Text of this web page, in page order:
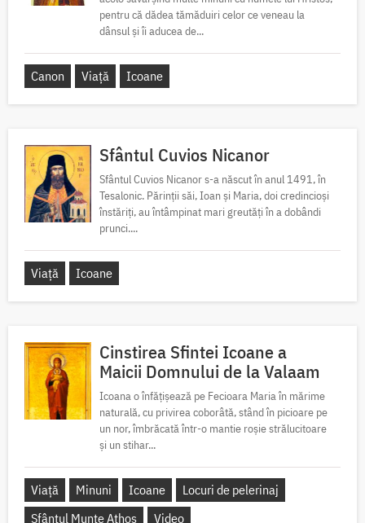
pentru că dădea tămăduiri celor ce veneau la
dânsul și îi aducea de...
Canon Viață Icoane
Sfântul Cuvios Nicanor
Sfântul Cuvios Nicanor s-a născut în anul 1491, în
Tesalonic. Părinții săi, Ioan și Maria, doi credincioși
înstăriți, au întâmpinat mari greutăți în a dobândi
prunci....
Viață Icoane
Cinstirea Sfintei Icoane a
Maicii Domnului de la Valaam
Icoana o înfățișează pe Fecioara Maria în mărime
naturală, cu privirea coborâtă, stând în picioare pe
un nor, îmbrăcată într-o mantie roșie strălucitoare
și un stihar...
Viață Minuni Icoane
Locuri de pelerinaj
Sfântul Munte Athos
Video